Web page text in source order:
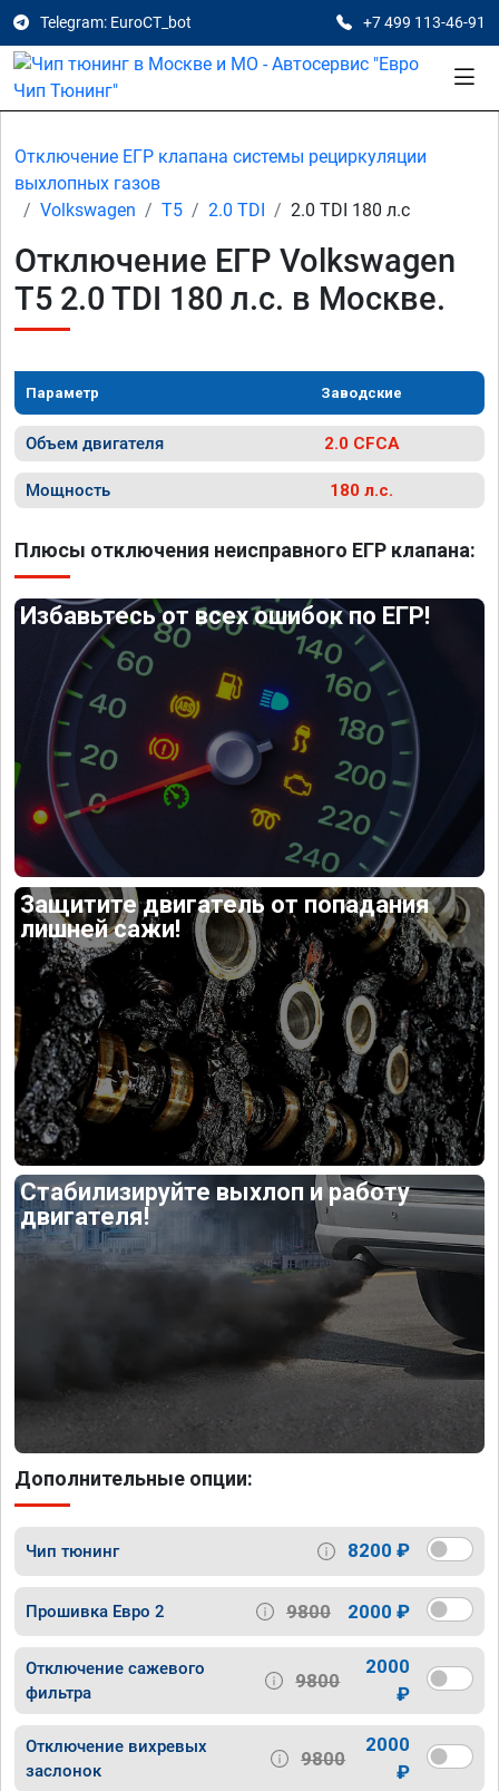
Telegram: EuroCT_bot +7 499 113-46-91
Отключение ЕГР клапана системы рециркуляции
выхлопных газов
Volkswagen
T5 2.0 TDI 2.0 TDI 180 л.с
Отключение ЕГР Volkswagen
T5 2.0 TDI 180 л.с. в Москве.
Параметр Заводские
Объем двигателя 2.0 CFCA
Мощность 180 л.с.
Плюсы отключения неисправного ЕГР клапана:
Избавьтесь от всех ошибок по ЕГР!
Защитите двигатель от попадания
лишней сажи!
Стабилизируйте выхлоп и работу
двигателя!
Дополнительные опции:
Чип тюнинг 8200 ₽
Прошивка Евро 2 9800 2000 ₽
Отключение сажевого
фильтра
9800
2000
₽
Отключение вихревых
заслонок
9800
2000
₽